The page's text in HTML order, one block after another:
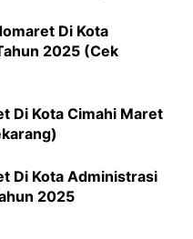
Di Kota
2025 (Cek
Di Kota Cimahi Maret
Di Kota Administrasi
2025